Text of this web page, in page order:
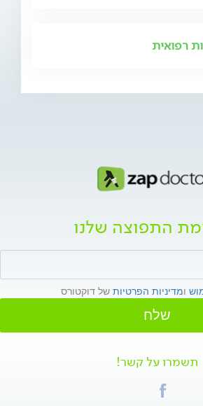
רפואית
התפוצה שלנו
ומדיניות הפרטיות של דוקטורס
שלח
תשמרו על קשר!